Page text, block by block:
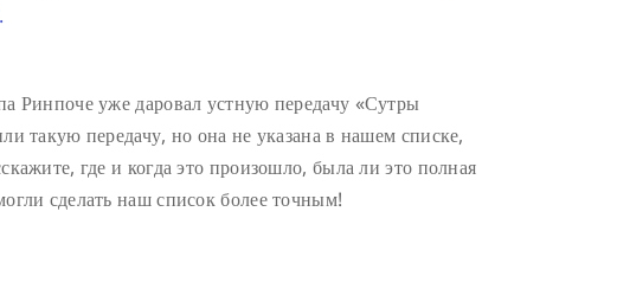
Ринпоче уже даровал устную передачу «Сутры
такую передачу, но она не указана в нашем списке,
где и когда это произошло, была ли это полная
сделать наш список более точным!